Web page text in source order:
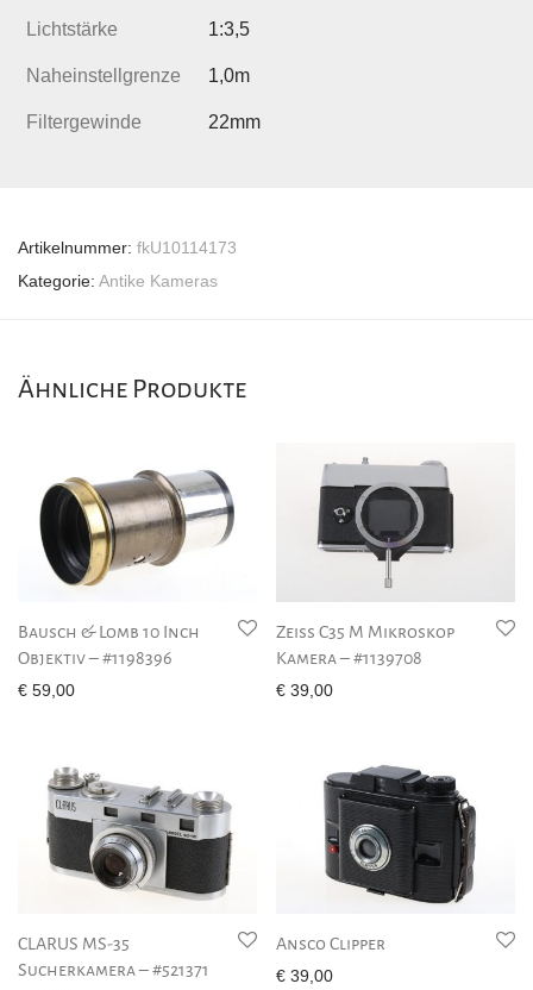
Lichtstärke 1:3,5
Naheinstellgrenze 1,0m
Filtergewinde 22mm
Artikelnummer: fkU10114173
Kategorie: Antike Kameras
Ähnliche Produkte
Bausch & Lomb 10 Inch
Objektiv – #1198396
€ 59,00
Zeiss C35 M Mikroskop
Kamera – #1139708
€ 39,00
CLARUS MS-35
Sucherkamera – #521371
Ansco Clipper
€ 39,00